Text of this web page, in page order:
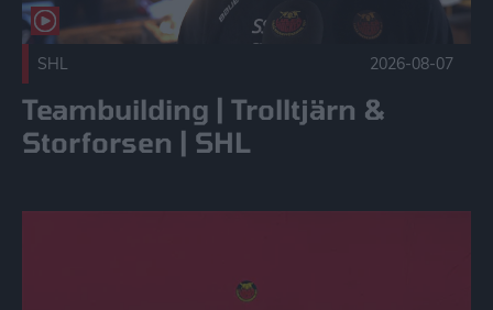
SHL 2026-08-07
Teambuilding | Trolltjärn &
Storforsen | SHL